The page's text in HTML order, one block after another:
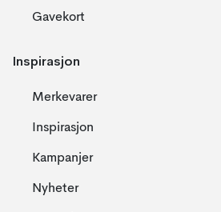
Gavekort
Inspirasjon
Merkevarer
Inspirasjon
Kampanjer
Nyheter